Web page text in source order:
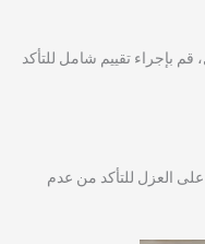
قم بإجراء تقييم شامل للتأكد
العزل للتأكد من عدم